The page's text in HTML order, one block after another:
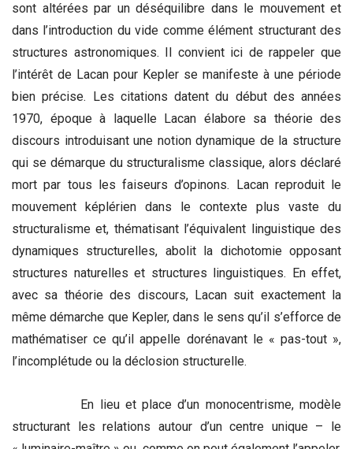
sont altérées par un déséquilibre dans le mouvement et
dans l’introduction du vide comme élément structurant des
structures astronomiques. Il convient ici de rappeler que
l’intérêt de Lacan pour Kepler se manifeste à une période
bien précise. Les citations datent du début des années
1970, époque à laquelle Lacan élabore sa théorie des
discours introduisant une notion dynamique de la structure
qui se démarque du structuralisme classique, alors déclaré
mort par tous les faiseurs d’opinons. Lacan reproduit le
mouvement képlérien dans le contexte plus vaste du
structuralisme et, thématisant l’équivalent linguistique des
dynamiques structurelles, abolit la dichotomie opposant
structures naturelles et structures linguistiques. En effet,
avec sa théorie des discours, Lacan suit exactement la
même démarche que Kepler, dans le sens qu’il s’efforce de
mathématiser ce qu’il appelle dorénavant le « pas-tout »,
l’incomplétude ou la déclosion structurelle.
En lieu et place d’un monocentrisme, modèle
structurant les relations autour d’un centre unique – le